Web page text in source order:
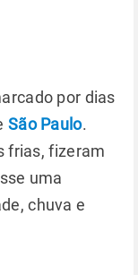
por dias
São Paulo.
frias, fizeram
uma
chuva e